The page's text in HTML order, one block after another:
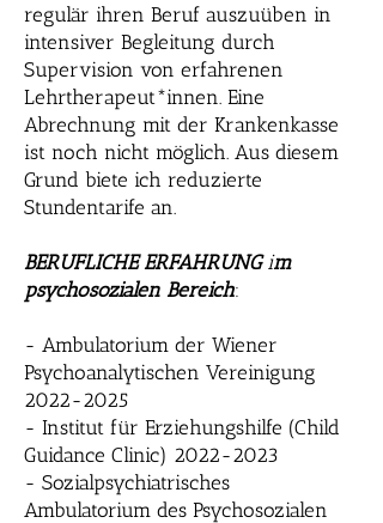
regulär ihren Beruf auszuüben in
intensiver Begleitung durch
Supervision von erfahrenen
Lehrtherapeut*innen. Eine
Abrechnung mit der Krankenkasse
ist noch nicht möglich. Aus diesem
Grund biete ich reduzierte
Stundentarife an.
BERUFLICHE ERFAHRUNG im
psychosozialen Bereich:
- Ambulatorium der Wiener
Psychoanalytischen Vereinigung
2022-2025
- Institut für Erziehungshilfe (Child
Guidance Clinic) 2022-2023
- Sozialpsychiatrisches
Ambulatorium des Psychosozialen